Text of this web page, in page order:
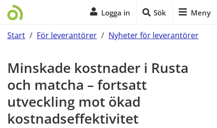
Logga in Sök Meny
Start / För leverantörer / Nyheter för leverantörer
Minskade kostnader i Rusta
och matcha – fortsatt
utveckling mot ökad
kostnadseffektivitet